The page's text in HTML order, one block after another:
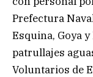
Prefectura
Esquina, Goya
patrullajes
Voluntarios de